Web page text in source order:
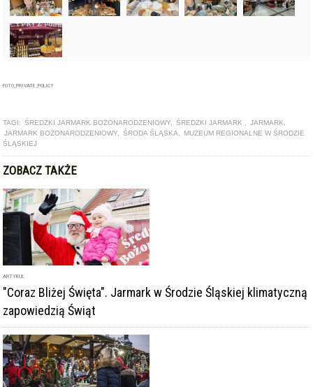
FOTO_PRIVATE_POLICY
TAGI: ŚREDZKI JARMARK BOŻONARODZENIOWY, ŚREDZKI JARMARK , JARMARK,
JARMARK BOŻONARODZENIOWY, ŚRODA ŚLĄSKA,
MUZEUM REGIONALNE W ŚRODZIE
ŚLĄSKIEJ
ZOBACZ TAKŻE
ARTYKUŁ
"Coraz Bliżej Święta". Jarmark w Środzie Śląskiej klimatyczną
zapowiedzią Świąt